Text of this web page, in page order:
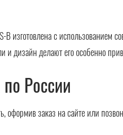
B изготовлена с использованием
и дизайн делают его особенно
России
оформив заказ на сайте или